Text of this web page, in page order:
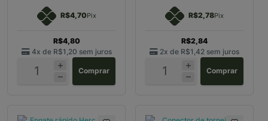
R$4,70Pix
R$4,80
4x de R$1,20 sem juros
Comprar
R$2,78Pix
R$2,84
2x de R$1,42 sem juros
Comprar